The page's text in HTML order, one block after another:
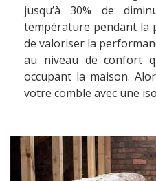
jusqu’à 30% de
température pendant la
de valoriser la
au niveau de confort
occupant la maison.
votre comble avec une